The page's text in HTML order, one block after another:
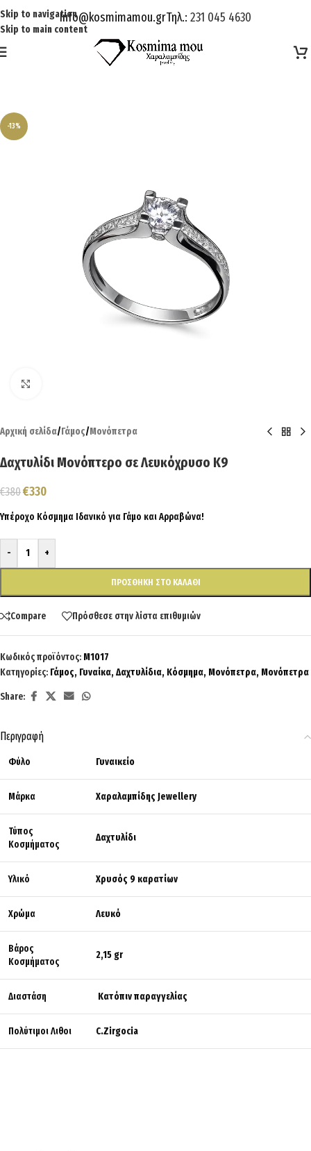
Skip to navigation
Skip to main content
Info@kosmimamou.grΤηλ.: 231 045 4630
-13%
Αρχική σελίδα/Γάμος/Μονόπετρα
Δαχτυλίδι Μονόπτερο σε Λευκόχρυσο Κ9
€380€330
Υπέροχο Κόσμημα Ιδανικό για Γάμο και Αρραβώνα!
- +
ΠΡΟΣΘΉΚΗ ΣΤΟ ΚΑΛΆΘΙ
Compare Πρόσθεσε στην λίστα επιθυμιών
Κωδικός προϊόντος: Μ1017
Κατηγορίες: Γάμος, Γυναίκα,Δαχτυλίδια, Κόσμημα, Μονόπετρα, Μονόπετρα
Share:
Περιγραφή
Φύλο Γυναικείο
Μάρκα Χαραλαμπίδης Jewellery
Τύπος
Κοσμήματος
Δαχτυλίδι
Υλικό Χρυσός 9 καρατίων
Χρώμα Λευκό
Βάρος
Κοσμήματος
2,15 gr
Διαστάση Κατόπιν παραγγελίας
Πολύτιμοι Λιθοι C.Zirgocia